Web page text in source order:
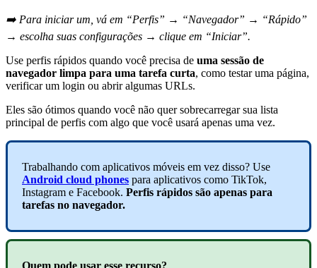
➡️ Para iniciar um, vá em “Perfis” → “Navegador” → “Rápido”
→ escolha suas configurações → clique em “Iniciar”.
Use perfis rápidos quando você precisa de uma sessão de
navegador limpa para uma tarefa curta, como testar uma página,
verificar um login ou abrir algumas URLs.
Eles são ótimos quando você não quer sobrecarregar sua lista
principal de perfis com algo que você usará apenas uma vez.
Trabalhando com aplicativos móveis em vez disso? Use
Android cloud phones para aplicativos como TikTok,
Instagram e Facebook. Perfis rápidos são apenas para
tarefas no navegador.
Quem pode usar esse recurso?